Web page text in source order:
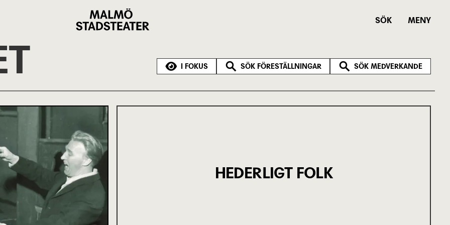
Stadsteater
SÖK MENY
I FOKUS SÖK FÖRESTÄLLNINGAR SÖK MEDVERKANDE
HEDERLIGT FOLK